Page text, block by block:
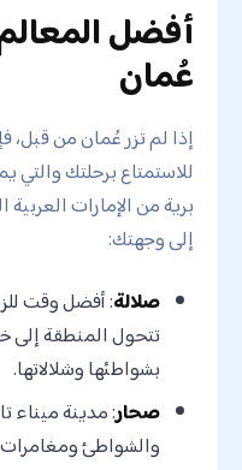
أفضل
عُمان
إذا لم تزر عُمان من قبل،
للاستمتاع برحلتك
برية من الإمارات
إلى وجهتك:
صلالة: أفضل وقت
تتحول المنطقة إلى
بشواطئها وشلالاتها.
صحار: مدينة ميناء
والشواطئ